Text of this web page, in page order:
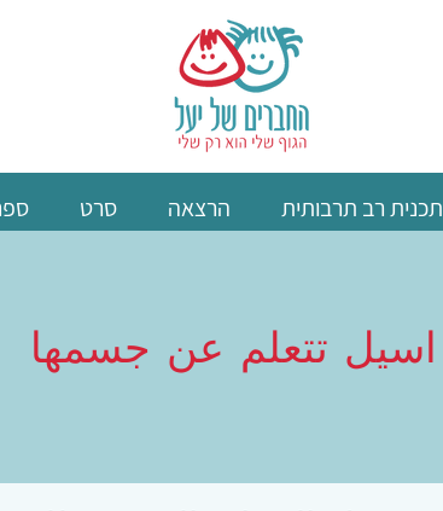
תכנית רב תרבותית הרצאה סרט
اسيل تتعلم عن جسمها